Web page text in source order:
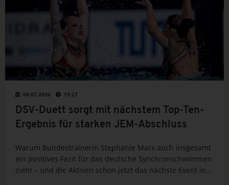
04.07.2026 19:27
DSV-Duett sorgt mit nächstem Top-Ten-
Ergebnis für starken JEM-Abschluss
Warum Bundestrainerin Stephanie Marx auch insgesamt
ein positives Fazit für das deutsche Synchronschwimmen
zieht – und die Aktiven schon jetzt das nächste Event in